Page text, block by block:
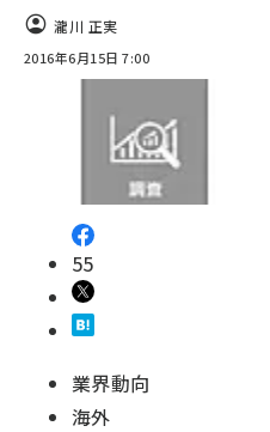
瀧川 正実
2016年6月15日 7:00
55
業界動向
海外